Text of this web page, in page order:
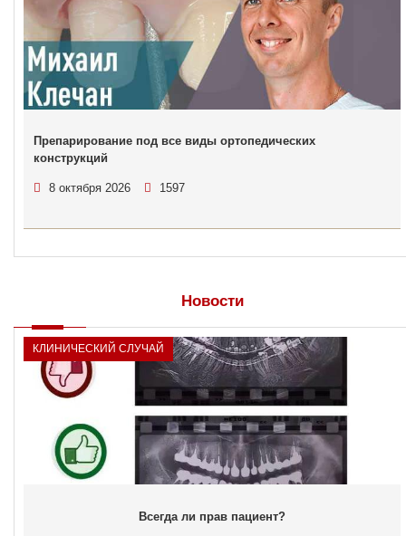
Препарирование под все виды ортопедических
конструкций
8 октября 2026 1597
Новости
КЛИНИЧЕСКИЙ СЛУЧАЙ
Всегда ли прав пациент?